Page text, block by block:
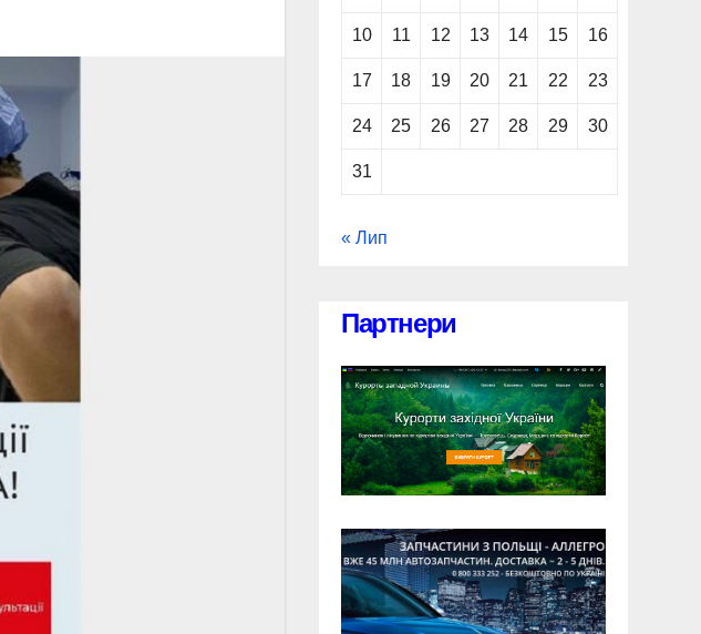
10 11 12 13 14 15 16
17 18 19 20 21 22 23
24 25 26 27 28 29 30
31
« Лип
Партнери